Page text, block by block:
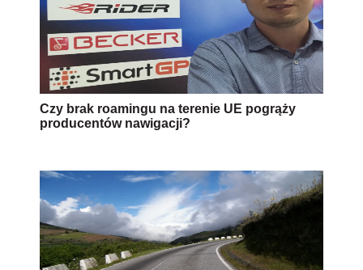
Czy brak roamingu na terenie UE pogrąży
producentów nawigacji?